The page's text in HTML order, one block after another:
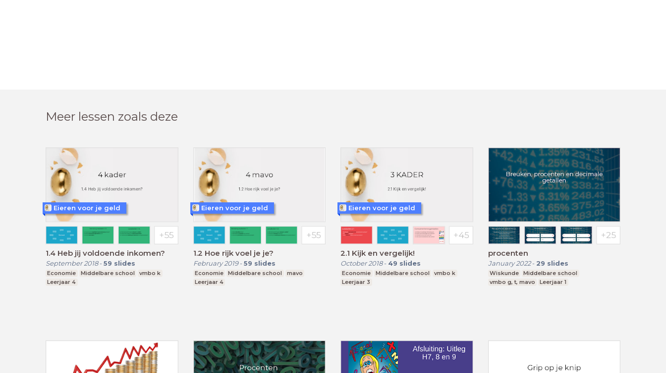
Meer lessen zoals deze
1.4 Heb jij voldoende inkomen?
September 2018- 59 slides
Economie Middelbare school
vmbo k
Leerjaar 4
Eieren voor je geld
1.2 Hoe rijk voel je je?
February 2019- 59 slides
Economie Middelbare school
mavo
Leerjaar 4
Eieren voor je geld
2.1 Kijk en vergelijk!
October 2018- 49 slides
Economie Middelbare school
vmbo k
Leerjaar 3
Eieren voor je geld
procenten
January 2022- 29 slides
Wiskunde
Middelbare school
vmbo g, t, mavo
Leerjaar 1